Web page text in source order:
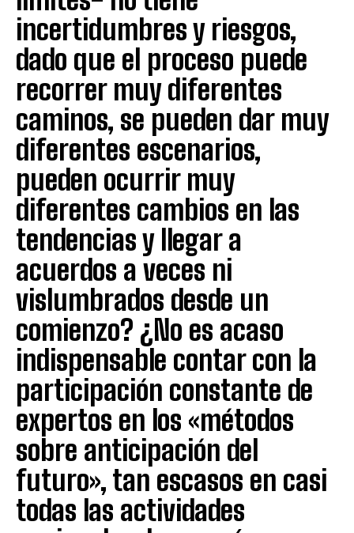
incertidumbres y riesgos,
dado que el proceso puede
recorrer muy diferentes
caminos, se pueden dar muy
diferentes escenarios,
pueden ocurrir muy
diferentes cambios en las
tendencias y llegar a
acuerdos a veces ni
vislumbrados desde un
comienzo? ¿No es acaso
indispensable contar con la
participación constante de
expertos en los «métodos
sobre anticipación del
futuro», tan escasos en casi
todas las actividades